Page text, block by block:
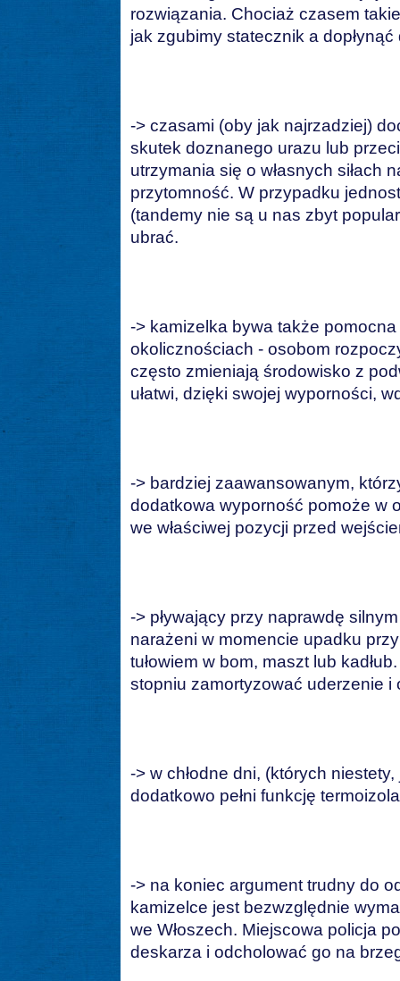
rozwiązania. Chociaż czasem
jak zgubimy statecznik a
-> czasami (oby jak najrzadziej)
skutek doznanego urazu lub
utrzymania się o własnych siłach
przytomność. W przypadku
(tandemy nie są u nas zbyt
ubrać.
-> kamizelka bywa także
okolicznościach - osobom
często zmieniają środowisko z
ułatwi, dzięki swojej wyporności,
-> bardziej zaawansowanym,
dodatkowa wyporność pomoże w
we właściwej pozycji przed
-> pływający przy naprawdę
narażeni w momencie upadku
tułowiem w bom, maszt lub
stopniu zamortyzować uderzenie i
-> w chłodne dni, (których
dodatkowo pełni funkcję
-> na koniec argument trudny do
kamizelce jest bezwzględnie
we Włoszech. Miejscowa policja
deskarza i odcholować go na